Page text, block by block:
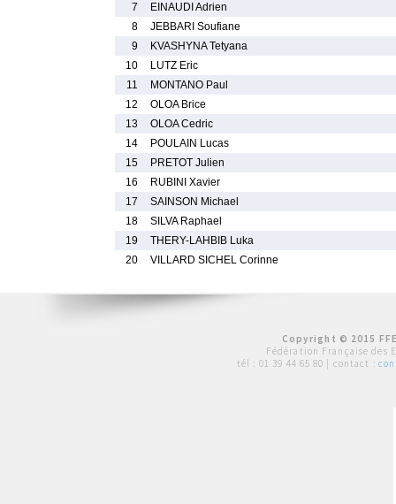
7
EINAUDI Adrien
8
JEBBARI Soufiane
9
KVASHYNA Tetyana
10
LUTZ Eric
11
MONTANO Paul
12
OLOA Brice
13
OLOA Cedric
14
POULAIN Lucas
15
PRETOT Julien
16
RUBINI Xavier
17
SAINSON Michael
18
SILVA Raphael
19
THERY-LAHBIB Luka
20
VILLARD SICHEL Corinne
Copyright © 2015
Fédération Française des
tél : 01 39 44 65 80 | contact :